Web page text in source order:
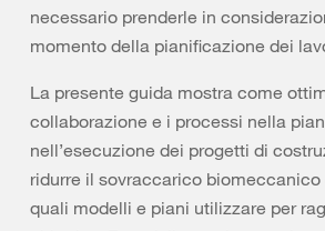
necessario prenderle in
momento della pianificazione dei
La presente guida mostra come
collaborazione e i processi nella
nell’esecuzione dei progetti di
ridurre il sovraccarico
quali modelli e piani utilizzare per